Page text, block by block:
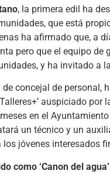
, la primera edil ha
que está
ha afirmado que, a
pero que el equipo
y ha invitado a
concejal de personal,
auspiciado
en el
un técnico y un
jóvenes interesados
como ‘Canon del agua’